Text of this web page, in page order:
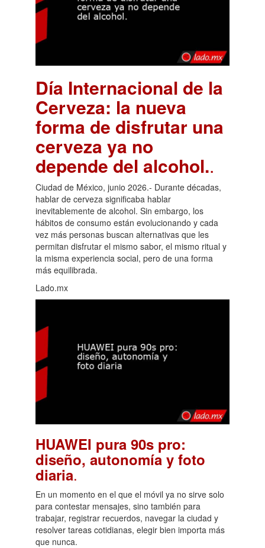
Día Internacional de la
Cerveza: la nueva
forma de disfrutar una
cerveza ya no
depende del alcohol..
Ciudad de México, junio 2026.- Durante décadas,
hablar de cerveza significaba hablar
inevitablemente de alcohol. Sin embargo, los
hábitos de consumo están evolucionando y cada
vez más personas buscan alternativas que les
permitan disfrutar el mismo sabor, el mismo ritual y
la misma experiencia social, pero de una forma
más equilibrada.
Lado.mx
HUAWEI pura 90s pro:
diseño, autonomía y foto
diaria.
En un momento en el que el móvil ya no sirve solo
para contestar mensajes, sino también para
trabajar, registrar recuerdos, navegar la ciudad y
resolver tareas cotidianas, elegir bien importa más
que nunca.